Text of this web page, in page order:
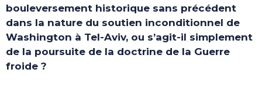
bouleversement historique sans précédent
dans la nature du soutien inconditionnel de
Washington à Tel-Aviv, ou s’agit-il simplement
de la poursuite de la doctrine de la Guerre
froide ?